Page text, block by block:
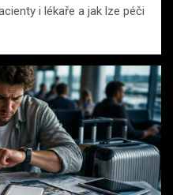
i lékaře a jak lze péči